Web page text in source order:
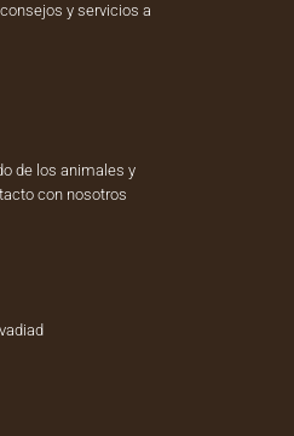
y servicios a
de los animales y
con nosotros